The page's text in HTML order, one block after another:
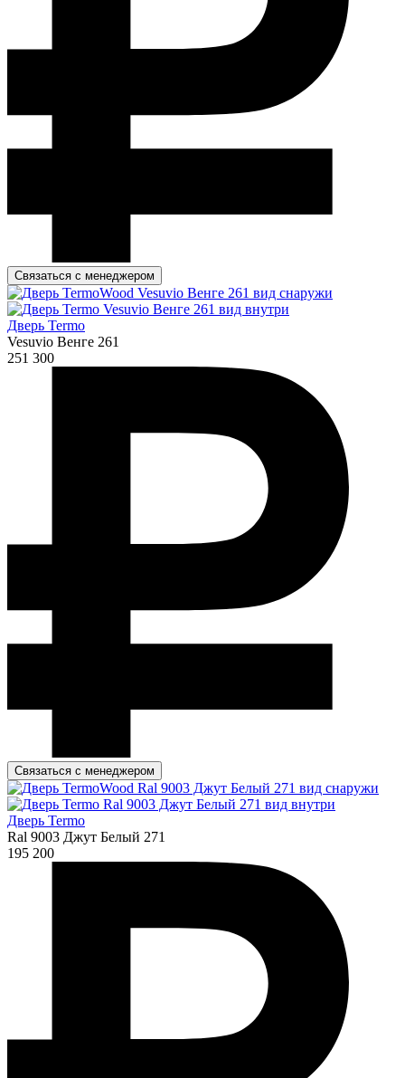
Связаться с менеджером
Дверь Termo
Vesuvio Венге 261
251 300
Связаться с менеджером
Дверь Termo
Ral 9003 Джут Белый 271
195 200